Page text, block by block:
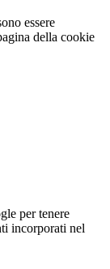
essere
della cookie
per tenere
incorporati nel